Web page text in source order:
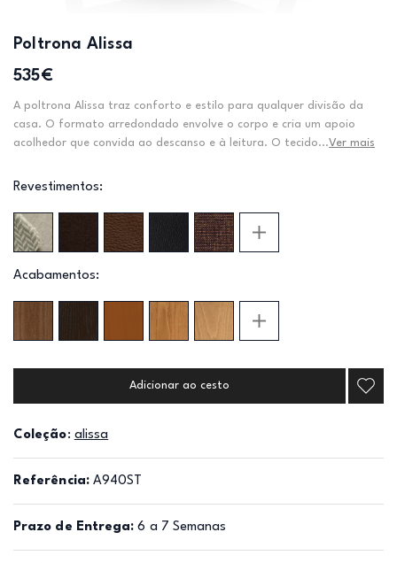
Poltrona Alissa
535€
A poltrona Alissa traz conforto e estilo para qualquer divisão da
casa. O formato arredondado envolve o corpo e cria um apoio
acolhedor que convida ao descanso e à leitura. O tecido...Ver mais
Revestimentos:
Acabamentos:
Adicionar ao cesto
Coleção: alissa
Referência: A940ST
Prazo de Entrega: 6 a 7 Semanas